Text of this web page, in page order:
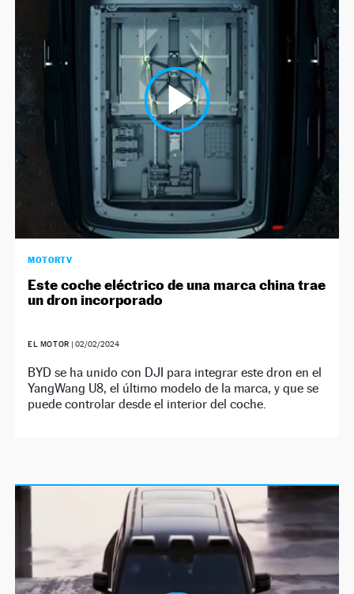
MOTORTV
Este coche eléctrico de una marca china trae
un dron incorporado
EL MOTOR | 02/02/2024
BYD se ha unido con DJI para integrar este dron en el
YangWang U8, el último modelo de la marca, y que se
puede controlar desde el interior del coche.